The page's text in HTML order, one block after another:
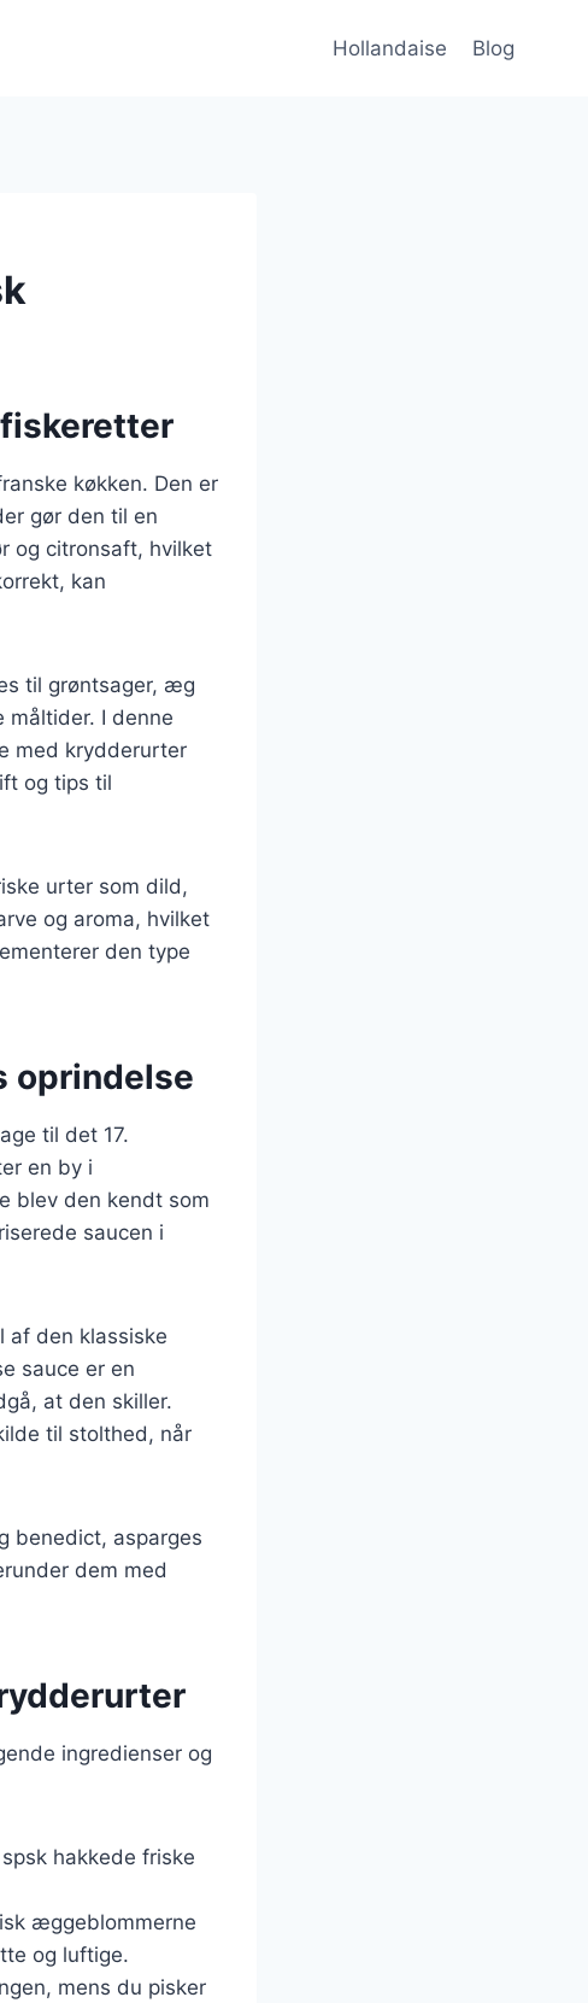
Hollandaise Blog
køkken. Den er
gør den til en
og citronsaft, hvilket
kan
til grøntsager, æg
måltider. I denne
med krydderurter
og tips til
urter som dild,
og aroma, hvilket
den type
oprindelse
til det 17.
en by i
blev den kendt som
saucen i
af den klassiske
sauce er en
at den skiller.
til stolthed, når
benedict, asparges
dem med
ingredienser og
hakkede friske
æggeblommerne
og luftige.
mens du pisker